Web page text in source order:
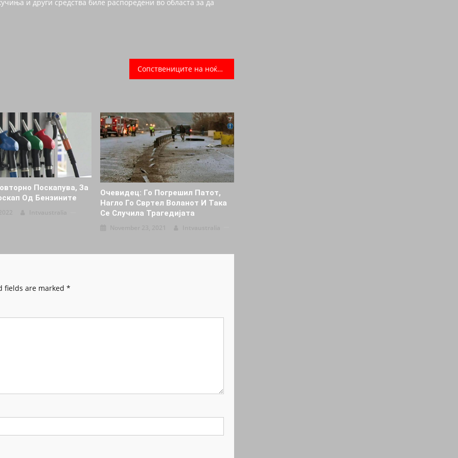
и други средства биле распоредени во областа за да
Сопствениците на ноќни клубови најавија граѓанска непослушност
Поскапува, За
Од Бензините
Очевидец: Го Погрешил Патот,
Нагло Го Свртел Воланот И Така
Се Случила Трагедијата
fields are marked *